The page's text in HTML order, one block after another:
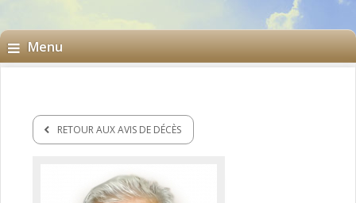
Menu
RETOUR AUX AVIS DE DÉCÈS